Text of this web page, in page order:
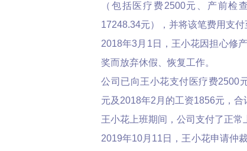
（包括医疗费2500元、产前检
17248.34元），并将该笔费用支付
2018年3月1日，王小花因担心修
奖而放弃休假、恢复工作。
公司已向王小花支付医疗费2500
元及2018年2月的工资1856元，合
王小花上班期间，公司支付了正常
2019年10月11日，王小花申请仲